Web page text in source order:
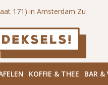
171) in Amsterdam Zuid
KOFFIE & THEE BAR &